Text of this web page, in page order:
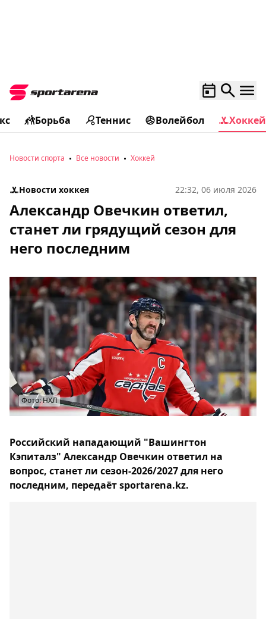
Борьба Теннис Волейбол Хоккей
Новости спорта Все новости Хоккей
Новости хоккея 22:32, 06 июля 2026
Александр Овечкин ответил,
станет ли грядущий сезон для
него последним
Фото: НХЛ
Российский нападающий "Вашингтон
Кэпиталз" Александр Овечкин ответил на
вопрос, станет ли сезон-2026/2027 для него
последним, передаёт sportarena.kz.